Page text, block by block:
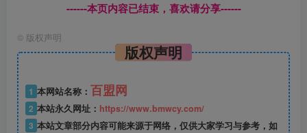
------本页内容已结束，喜欢请分享------
© 版权声明
版权声明
1 本网站名称： 百盟网
2 本站永久网址： https://www.bmwcy.com/
3 本站文章部分内容可能来源于网络，仅供大家学习与参考，如